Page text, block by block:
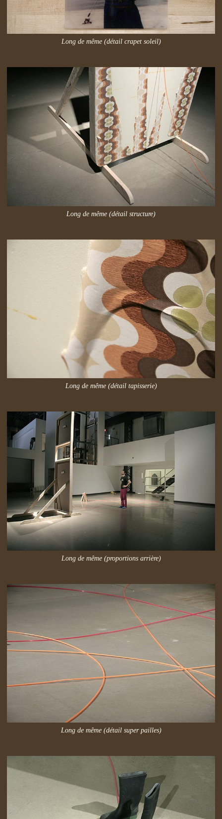
Long de même (détail crapet soleil)
Long de même (détail structure)
Long de même (détail tapisserie)
Long de même (proportions arrière)
Long de même (détail super pailles)